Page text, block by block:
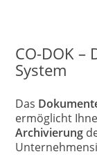
CO-DOK
System
Das
ermöglicht
Archivierung